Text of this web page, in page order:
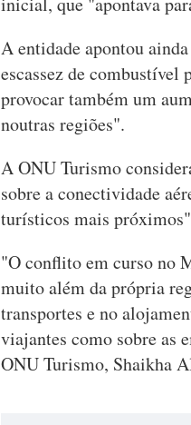
A entidade apontou
escassez de combustível
provocar também um
noutras regiões".
A ONU Turismo
sobre a conectividade
turísticos mais
"O conflito em curso no
muito além da própria
transportes e no
viajantes como sobre as
ONU Turismo, Shaikha